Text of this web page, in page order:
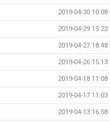
2019-04-30 10:08
2019-04-29 15:23
2019-04-27 18:48
2019-04-26 15:13
2019-04-18 11:08
2019-04-17 11:03
2019-04-13 16:58